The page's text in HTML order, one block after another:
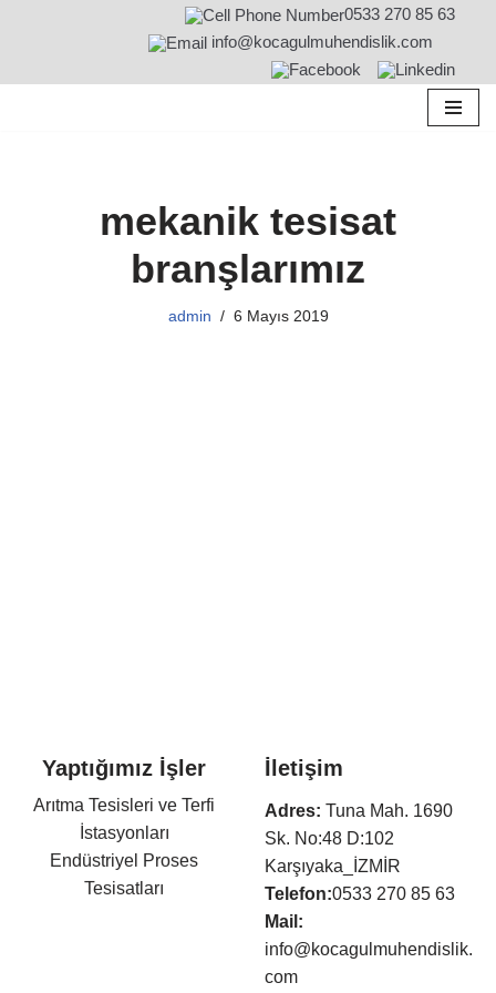
0533 270 85 63
info@kocagulmuhendislik.com
mekanik tesisat
branşlarımız
admin 6 Mayıs 2019
Yaptığımız İşler
Arıtma Tesisleri ve Terfi
İstasyonları
Endüstriyel Proses
Tesisatları
İletişim
Adres: Tuna Mah. 1690
Sk. No:48 D:102
Karşıyaka_İZMİR
Telefon:0533 270 85 63
Mail:
info@kocagulmuhendislik.
com